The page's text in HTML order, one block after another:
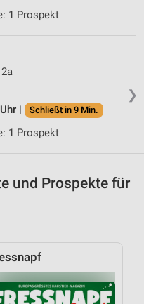
1 Prospekt
❯
|
Schließt in 9 Min.
1 Prospekt
und Prospekte für
oder
Angebote